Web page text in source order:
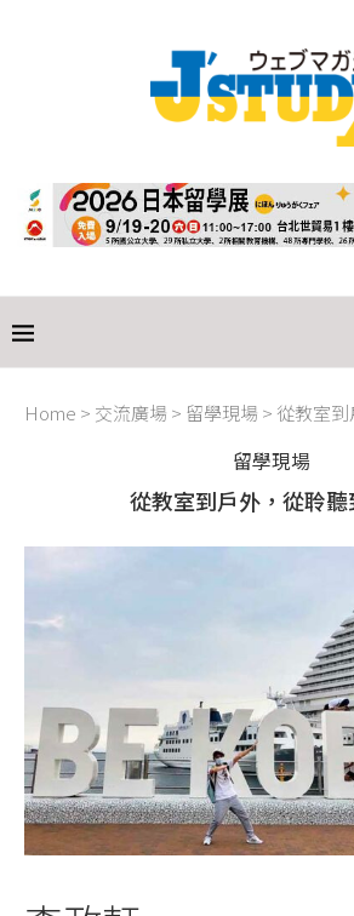
Home > 交流廣場 > 留學現場 > 從教室
留學現場
從教室到戶外，從聆聽